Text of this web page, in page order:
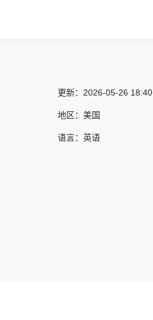
更新： 2026-05-26 18:40
地区： 美国
语言： 英语